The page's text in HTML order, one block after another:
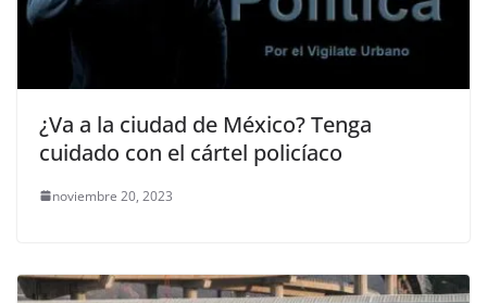
¿Va a la ciudad de México? Tenga
cuidado con el cártel policíaco
noviembre 20, 2023